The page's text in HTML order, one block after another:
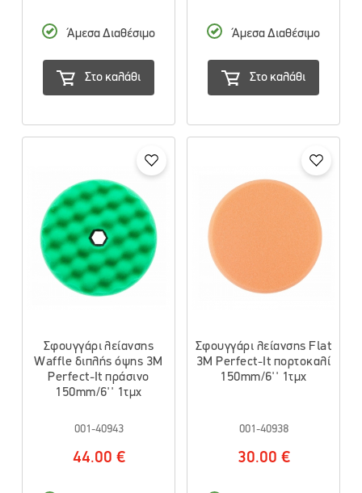
Άμεσα Διαθέσιμο
Στο καλάθι
Άμεσα Διαθέσιμο
Στο καλάθι
Σφουγγάρι λείανσης
Waffle διπλής όψης 3M
Perfect-It πράσινο
150mm/6'' 1τμχ
001-40943
44.00 €
Σφουγγάρι λείανσης Flat
3M Perfect-It πορτοκαλί
150mm/6'' 1τμχ
001-40938
30.00 €